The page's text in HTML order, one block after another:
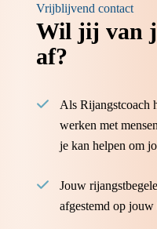
Vrijblijvend contact
Wil jij van
af?
Als Rijangstcoach
werken met
je kan helpen om
Jouw
afgestemd op jouw